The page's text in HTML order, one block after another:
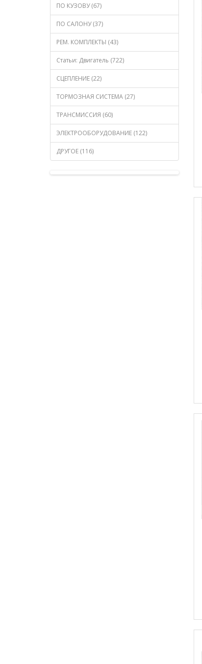
ПО КУЗОВУ (67)
ПО САЛОНУ (37)
РЕМ. КОМПЛЕКТЫ (43)
Статьи: Двигатель (722)
СЦЕПЛЕНИЕ (22)
ТОРМОЗНАЯ СИСТЕМА (27)
ТРАНСМИССИЯ (60)
ЭЛЕКТРООБОРУДОВАНИЕ (122)
ДРУГОЕ (116)